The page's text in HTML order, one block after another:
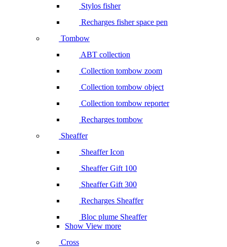
Stylos fisher
Recharges fisher space pen
Tombow
ABT collection
Collection tombow zoom
Collection tombow object
Collection tombow reporter
Recharges tombow
Sheaffer
Sheaffer Icon
Sheaffer Gift 100
Sheaffer Gift 300
Recharges Sheaffer
Bloc plume Sheaffer
Show View more
Cross